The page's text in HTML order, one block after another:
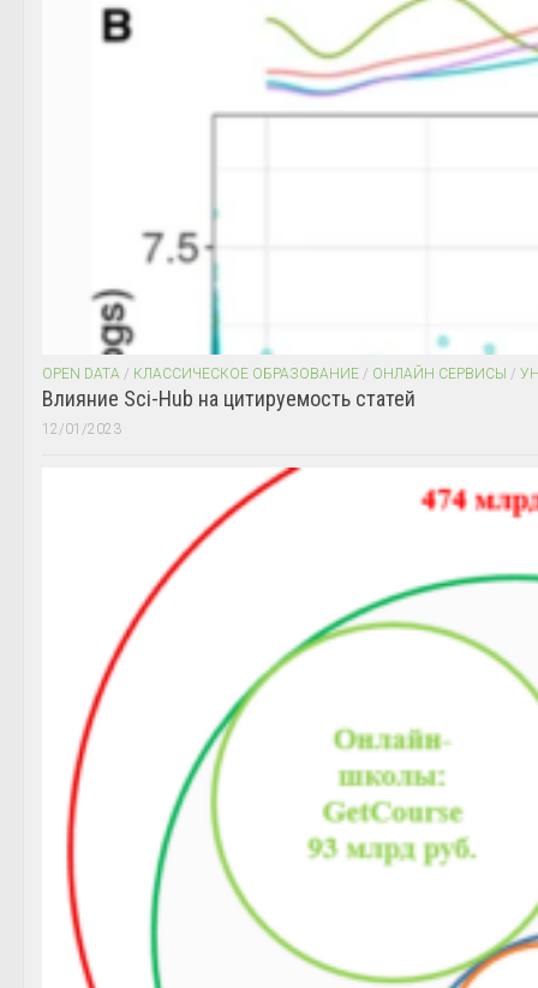
OPEN DATA / КЛАССИЧЕСКОЕ ОБРАЗОВАНИЕ / ОНЛАЙН СЕРВИСЫ /
Влияние Sci-Hub на цитируемость статей
12/01/2023